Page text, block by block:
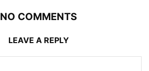
NO COMMENTS
LEAVE A REPLY